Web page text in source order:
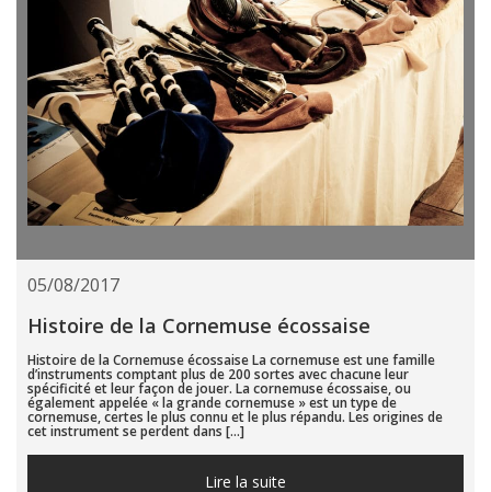
05/08/2017
Histoire de la Cornemuse écossaise
Histoire de la Cornemuse écossaise La cornemuse est une famille
d’instruments comptant plus de 200 sortes avec chacune leur
spécificité et leur façon de jouer. La cornemuse écossaise, ou
également appelée « la grande cornemuse » est un type de
cornemuse, certes le plus connu et le plus répandu. Les origines de
cet instrument se perdent dans […]
Lire la suite
Lire la suite...